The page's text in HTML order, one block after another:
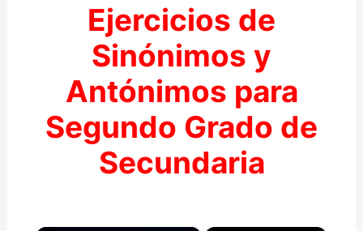
Ejercicios de
Sinónimos y
Antónimos para
Segundo Grado de
Secundaria